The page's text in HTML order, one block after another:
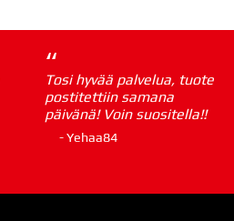
“
Tosi hyvää palvelua, tuote
postitettiin samana
päivänä! Voin suositella!!
- Yehaa84